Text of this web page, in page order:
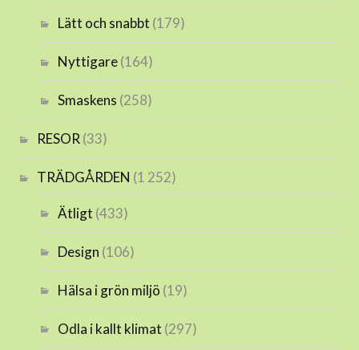
Lätt och snabbt (179)
Nyttigare(164)
Smaskens (258)
RESOR(33)
TRÄDGÅRDEN (1 252)
Ätligt (433)
Design (106)
Hälsa i grön miljö (19)
Odla i kallt klimat (297)